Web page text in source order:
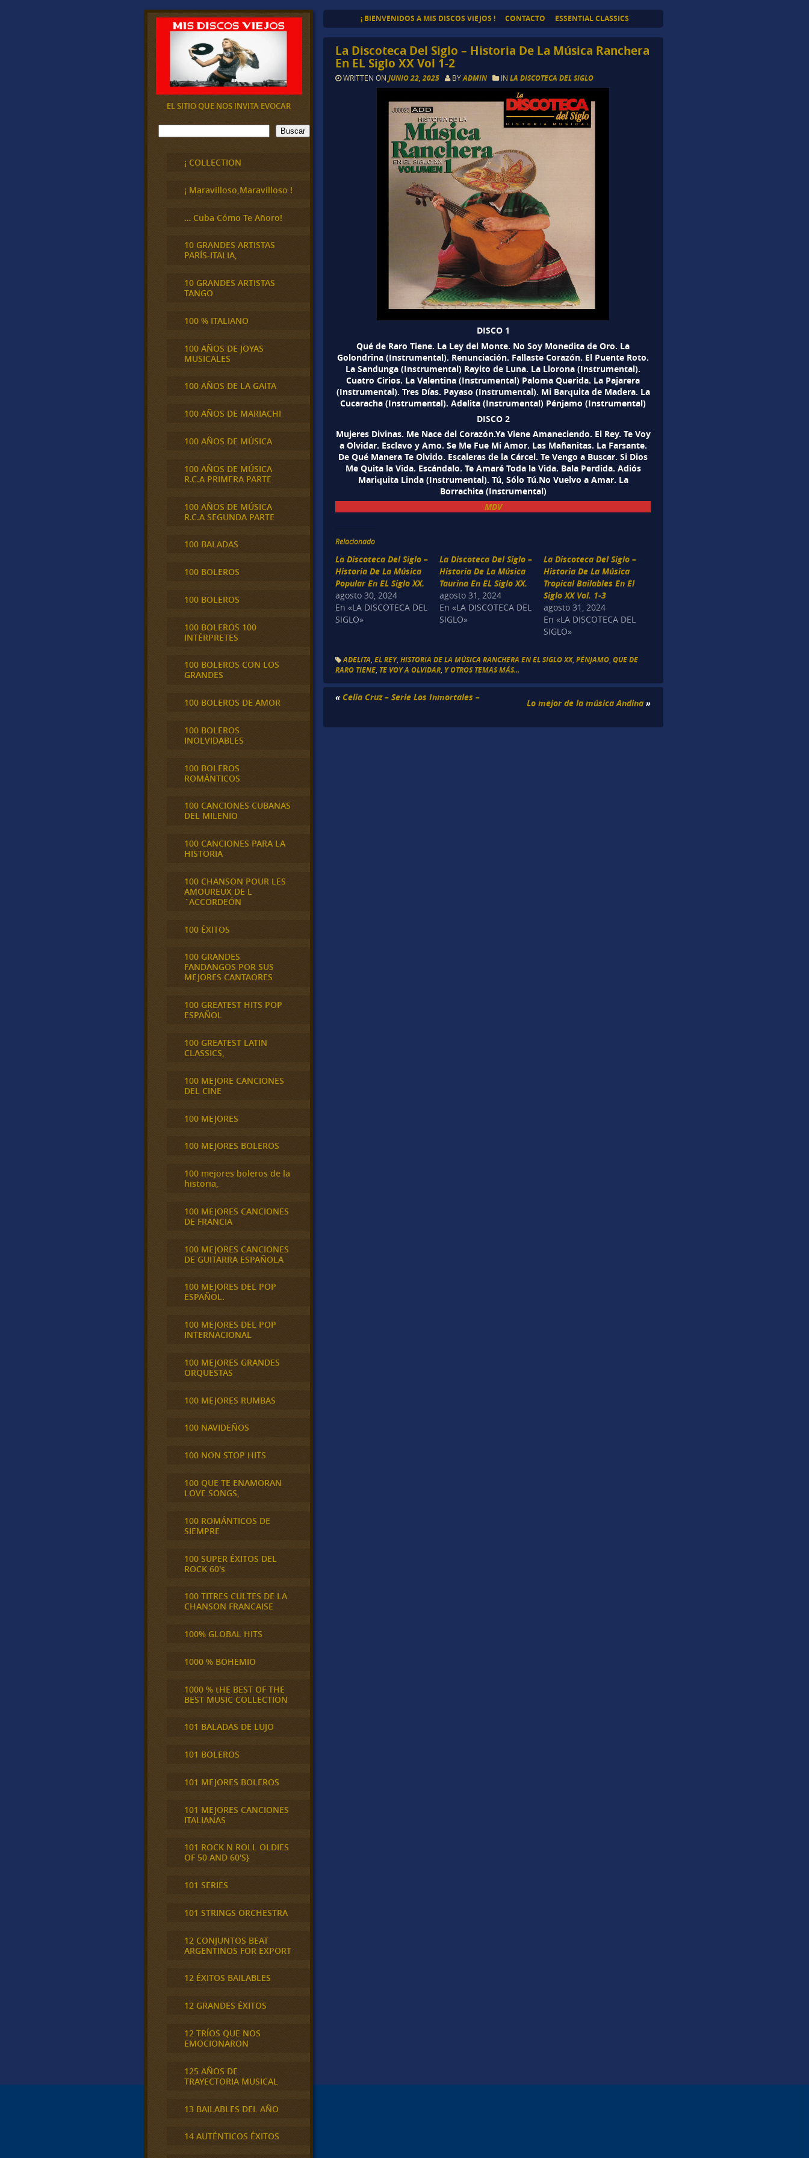
¡ BIENVENIDOS A MIS DISCOS VIEJOS ! CONTACTO ESSENTIAL CLASSICS
La Discoteca Del Siglo – Historia De La Música Ranchera
En EL Siglo XX Vol 1-2
WRITTEN ONJUNIO 22, 2025 BYADMIN INLA DISCOTECA DEL SIGLO
DISCO 1
Qué de Raro Tiene. La Ley del Monte. No Soy Monedita de Oro. La
Golondrina (Instrumental). Renunciación. Fallaste Corazón. El Puente Roto.
La Sandunga (Instrumental) Rayito de Luna. La Llorona (Instrumental).
Cuatro Cirios. La Valentina (Instrumental) Paloma Querida. La Pajarera
(Instrumental). Tres Días. Payaso (Instrumental). Mi Barquita de Madera. La
Cucaracha (Instrumental). Adelita (Instrumental) Pénjamo (Instrumental)
DISCO 2
Mujeres Divinas. Me Nace del Corazón.Ya Viene Amaneciendo. El Rey. Te Voy
a Olvidar. Esclavo y Amo. Se Me Fue Mi Amor. Las Mañanitas. La Farsante.
De Qué Manera Te Olvido. Escaleras de la Cárcel. Te Vengo a Buscar. Si Dios
Me Quita la Vida. Escándalo. Te Amaré Toda la Vida. Bala Perdida. Adiós
Mariquita Linda (Instrumental). Tú, Sólo Tú.No Vuelvo a Amar. La
Borrachita (Instrumental)
MDV
Relacionado
La Discoteca Del Siglo –
Historia De La Música
Popular En EL Siglo XX.
agosto 30, 2024
En «LA DISCOTECA DEL
SIGLO»
La Discoteca Del Siglo –
Historia De La Música
Taurina En EL Siglo XX.
agosto 31, 2024
En «LA DISCOTECA DEL
SIGLO»
La Discoteca Del Siglo –
Historia De La Música
Tropical Bailables En El
Siglo XX Vol. 1-3
agosto 31, 2024
En «LA DISCOTECA DEL
SIGLO»
ADELITA ,EL REY,HISTORIA DE LA MÚSICA RANCHERA EN EL SIGLO XX,PÉNJAMO ,QUE DE
RARO TIENE TE VOY A OLVIDAR Y OTROS TEMAS MÁS...
« Celia Cruz – Serie Los Inmortales –
Lo mejor de la música Andina »
EL SITIO QUE NOS INVITA EVOCAR
B
u
Buscar
¡ COLLECTION
¡ Maravilloso,Maravilloso !
… Cuba Cómo Te Añoro!
10 GRANDES ARTISTAS
PARÍS-ITALIA,
10 GRANDES ARTISTAS
TANGO
100 % ITALIANO
100 AÑOS DE JOYAS
MUSICALES
100 AÑOS DE LA GAITA
100 AÑOS DE MARIACHI
100 AÑOS DE MÚSICA
100 AÑOS DE MÚSICA
R.C.A PRIMERA PARTE
100 AÑOS DE MÚSICA
R.C.A SEGUNDA PARTE
100 BALADAS
100 BOLEROS
100 BOLEROS
100 BOLEROS 100
INTÉRPRETES
100 BOLEROS CON LOS
GRANDES
100 BOLEROS DE AMOR
100 BOLEROS
INOLVIDABLES
100 BOLEROS
ROMÁNTICOS
100 CANCIONES CUBANAS
DEL MILENIO
100 CANCIONES PARA LA
HISTORIA
100 CHANSON POUR LES
AMOUREUX DE L
´ACCORDEÓN
100 ÉXITOS
100 GRANDES
FANDANGOS POR SUS
MEJORES CANTAORES
100 GREATEST HITS POP
ESPAÑOL
100 GREATEST LATIN
CLASSICS,
100 MEJORE CANCIONES
DEL CINE
100 MEJORES
100 MEJORES BOLEROS
100 mejores boleros de la
historia,
100 MEJORES CANCIONES
DE FRANCIA
100 MEJORES CANCIONES
DE GUITARRA ESPAÑOLA
100 MEJORES DEL POP
ESPAÑOL.
100 MEJORES DEL POP
INTERNACIONAL
100 MEJORES GRANDES
ORQUESTAS
100 MEJORES RUMBAS
100 NAVIDEÑOS
100 NON STOP HITS
100 QUE TE ENAMORAN
LOVE SONGS,
100 ROMÁNTICOS DE
SIEMPRE
100 SUPER ÉXITOS DEL
ROCK 60's
100 TITRES CULTES DE LA
CHANSON FRANCAISE
100% GLOBAL HITS
1000 % BOHEMIO
1000 % tHE BEST OF THE
BEST MUSIC COLLECTION
101 BALADAS DE LUJO
101 BOLEROS
101 MEJORES BOLEROS
101 MEJORES CANCIONES
ITALIANAS
101 ROCK N ROLL OLDIES
OF 50 AND 60'S}
101 SERIES
101 STRINGS ORCHESTRA
12 CONJUNTOS BEAT
ARGENTINOS FOR EXPORT
12 ÉXITOS BAILABLES
12 GRANDES ÉXITOS
12 TRÍOS QUE NOS
EMOCIONARON
125 AÑOS DE
TRAYECTORIA MUSICAL
13 BAILABLES DEL AÑO
14 AUTÉNTICOS ÉXITOS